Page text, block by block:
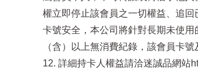
權立即停止該會員之一切權益、追
卡號安全，本公司將針對長期未使
（含）以上無消費紀錄，該會員卡
12. 詳細持卡人權益請洽迷誠品網站